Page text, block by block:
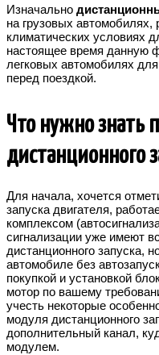
Изначально
на грузовых
климатических условиях
настоящее время данную
легковых автомобилях
перед поездкой.
Что нужно знать
дистанционного
Для начала, хочется
запуска двигателя,
комплексом
сигнализации уже имеют
дистанционного запуска,
автомобиле без
покупкой и установкой
мотор по вашему
учесть некоторые
модуля дистанционного
дополнительный канал,
модулем.